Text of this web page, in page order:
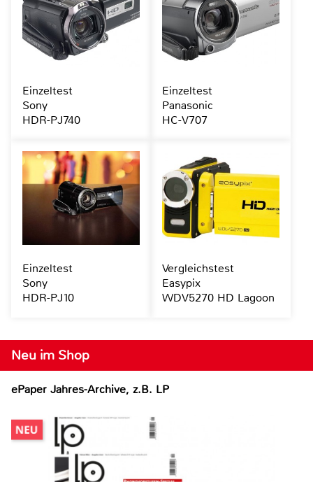
Neu im Shop
ePaper Jahres-Archive, z.B. LP
Einzeltest
Sony
HDR-PJ740
Einzeltest
Panasonic
HC-V707
Einzeltest
Sony
HDR-PJ10
Vergleichstest
Easypix
WDV5270 HD Lagoon